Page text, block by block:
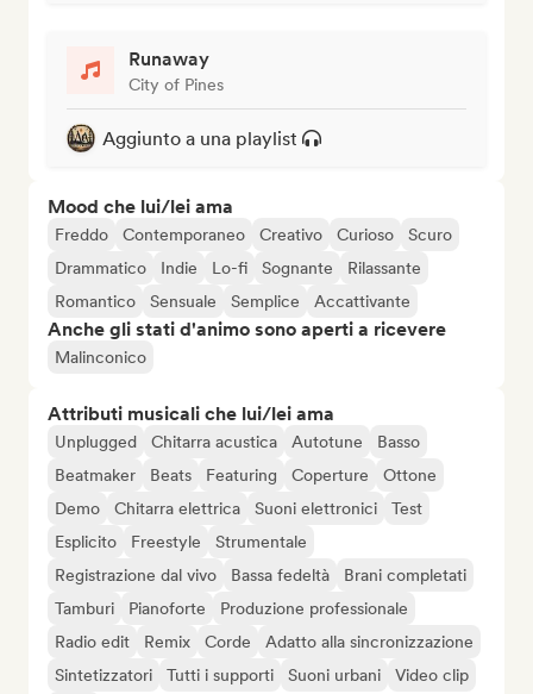
Runaway
City of Pines
Aggiunto a una playlist
Mood che lui/lei ama
Freddo Contemporaneo Creativo Curioso
Scuro
Drammatico
Indie Lo-fi Sognante
Rilassante
Romantico
Sensuale Semplice Accattivante
Anche gli stati d'animo sono aperti a ricevere
Malinconico
Attributi musicali che lui/lei ama
Unplugged Chitarra acustica Autotune
Basso
Beatmaker
Beats Featuring Coperture
Ottone
Demo
Chitarra elettrica Suoni elettronici
Test
Esplicito
Freestyle
Strumentale
Registrazione dal vivo
Bassa fedeltà
Brani completati
Tamburi
Pianoforte
Produzione professionale
Radio edit
Remix Corde
Adatto alla sincronizzazione
Sintetizzatori
Tutti i supporti Suoni urbani Video clip